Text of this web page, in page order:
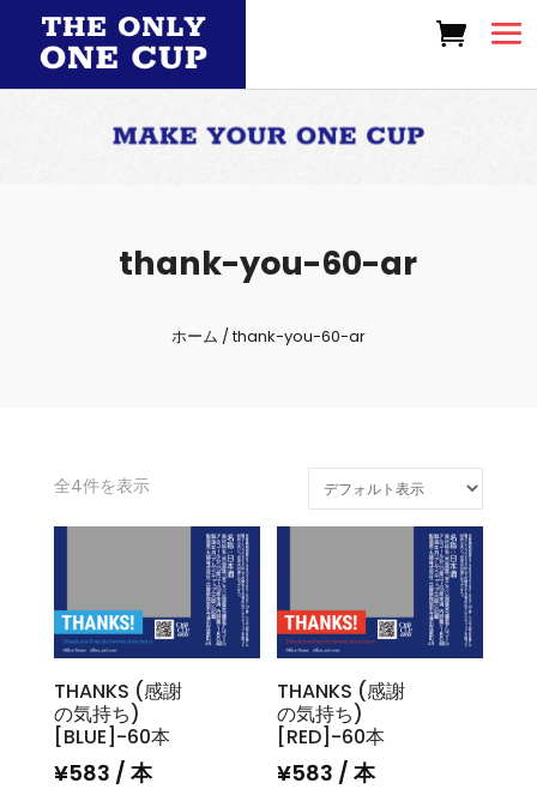
thank-you-60-ar
ホーム / thank-you-60-ar
全4件を表示
THANKS (感謝
の気持ち)
[BLUE]-60本
¥583 / 本
THANKS (感謝
の気持ち)
[RED]-60本
¥583 / 本